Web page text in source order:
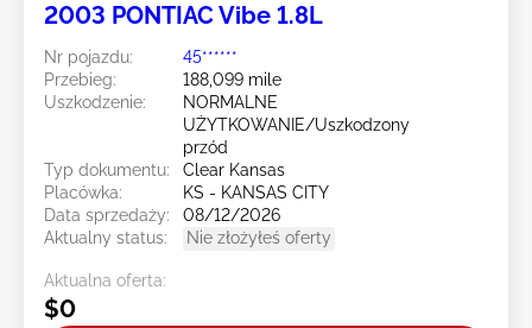
2003 PONTIAC Vibe 1.8L
Nr pojazdu:
45******
Przebieg:
188,099 mile
Uszkodzenie:
NORMALNE
UŻYTKOWANIE/Uszkodzony
przód
Typ dokumentu:
Clear Kansas
Placówka:
KS - KANSAS CITY
Data sprzedaży:
08/12/2026
Aktualny status:
Nie złożyłeś oferty
Aktualna oferta:
$0